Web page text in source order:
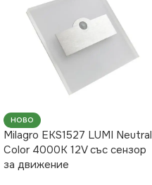
НОВО
Milagro EKS1527 LUMI Neutral
Color 4000K 12V със сензор
за движение